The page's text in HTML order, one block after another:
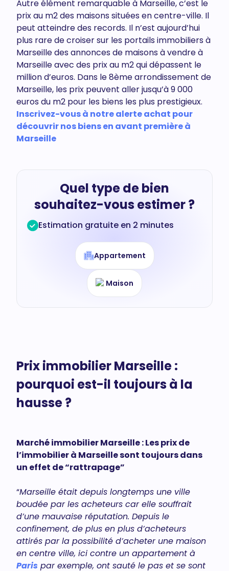
Autre élément remarquable à Marseille, c’est le
prix au m2 des maisons situées en centre-ville. Il
peut atteindre des records. Il n’est aujourd’hui
plus rare de croiser sur les portails immobiliers à
Marseille des annonces de maisons à vendre à
Marseille avec des prix au m2 qui dépassent le
million d’euros. Dans le 8ème arrondissement de
Marseille, les prix peuvent aller jusqu’à 9 000
euros du m2 pour les biens les plus prestigieux.
Inscrivez-vous à notre alerte achat pour
découvrir nos biens en avant première à
Marseille
Quel type de bien
souhaitez-vous estimer ?
Estimation gratuite en 2 minutes
Appartement
Maison
Prix immobilier Marseille :
pourquoi est-il toujours à la
hausse ?
Marché immobilier Marseille : Les prix de
l’immobilier à Marseille sont toujours dans
un effet de “rattrapage”
“Marseille était depuis longtemps une ville
boudée par les acheteurs car elle souffrait
d’une mauvaise réputation. Depuis le
confinement, de plus en plus d’acheteurs
attirés par la possibilité d’acheter une maison
en centre ville, ici contre un appartement à
Paris par exemple, ont sauté le pas et se sont